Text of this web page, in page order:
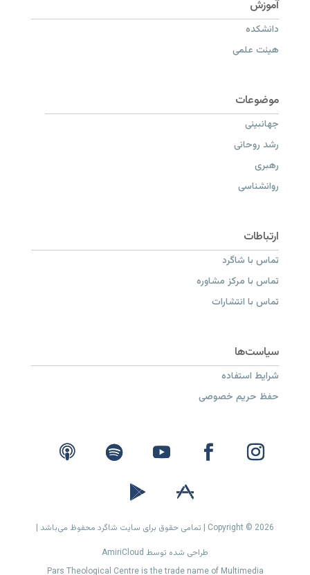
دانشکده
هیئت علمی
جهانبینی
رشد روحانی
رهبری
روانشناسی
تماس با شاگرد
تماس با مرکز مشاوره
تماس با انتشارات
شرایط استفاده
حفظ حریم خصوصی
Copyright © 2026 | تمامی حقوق برای سایت شاگرد محفوظ می‌باشد |
طراحی شده توسط AmiriCloud
Pars Theological Centre is the trade name of Multimedia